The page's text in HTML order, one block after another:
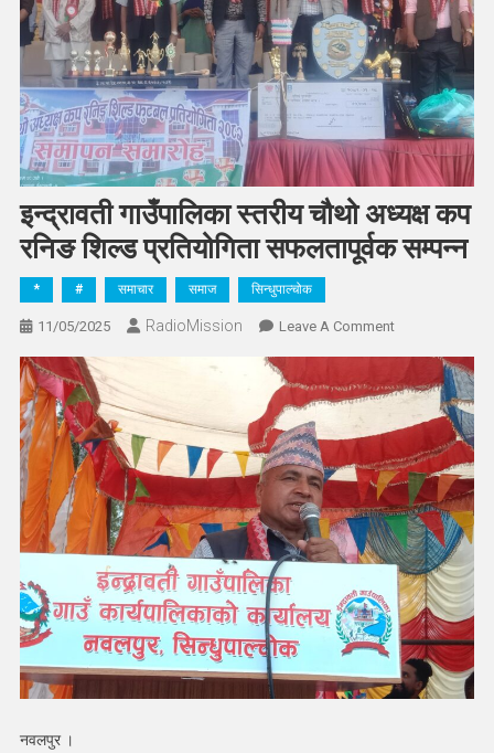
इन्द्रावती गाउँपालिका स्तरीय चौथो अध्यक्ष कप
रनिङ शिल्ड प्रतियोगिता सफलतापूर्वक सम्पन्न
* # समाचार समाज सिन्धुपाल्चोक
11/05/2025 RadioMission Leave A CommentOn
गाउँपालिका
स्तरीय
चौथो
अध्यक्ष
कप
रनिङ
शिल्ड
प्रतियोगिता
सफलतापूर्वक
सम्पन्न
नवलपुर ।